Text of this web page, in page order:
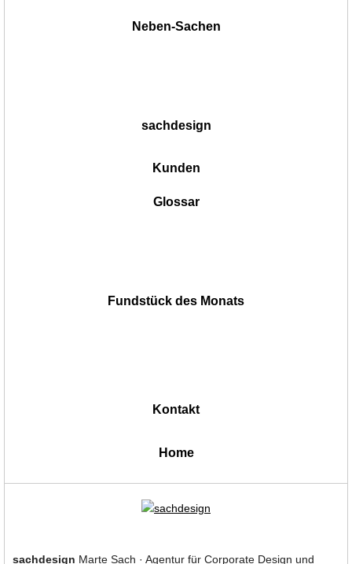
Neben-Sachen
sachdesign
Kunden
Glossar
Fundstück des Monats
Kontakt
Home
sachdesign Marte Sach · Agentur für Corporate Design und